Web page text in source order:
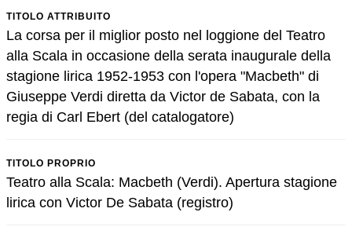
TITOLO ATTRIBUITO
La corsa per il miglior posto nel loggione del Teatro
alla Scala in occasione della serata inaugurale della
stagione lirica 1952-1953 con l'opera "Macbeth" di
Giuseppe Verdi diretta da Victor de Sabata, con la
regia di Carl Ebert (del catalogatore)
TITOLO PROPRIO
Teatro alla Scala: Macbeth (Verdi). Apertura stagione
lirica con Victor De Sabata (registro)